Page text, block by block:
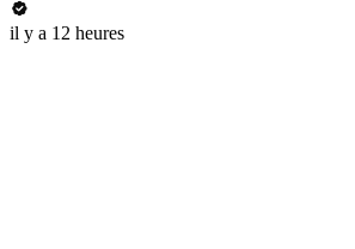
il y a 12 heures